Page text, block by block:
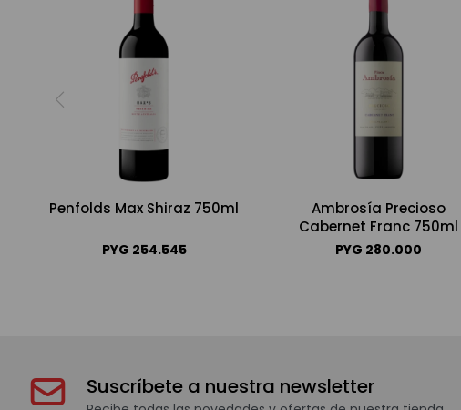
Penfolds Max Shiraz 750ml
PYG 254.545
Ambrosía Precioso
Cabernet Franc 750ml
PYG 280.000
Suscríbete a nuestra newsletter